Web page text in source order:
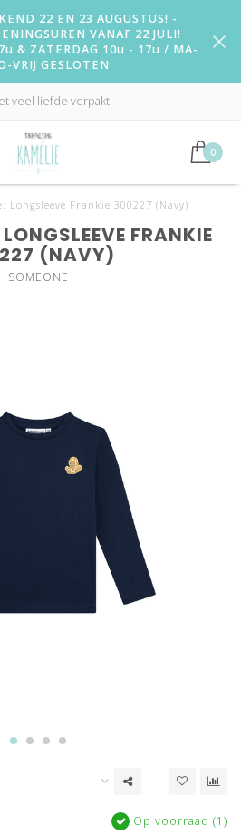
22 EN 23 AUGUSTUS! -
VANAF 22 JULI!
& ZATERDAG 10u - 17u / MA-
VRIJ GESLOTEN
veel liefde verpakt!
0
Longsleeve Frankie 300227 (Navy)
FRANKIE
(NAVY)
SOMEONE
Op voorraad (1)